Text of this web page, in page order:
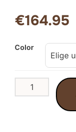
€164.95
Color
Cama
Para